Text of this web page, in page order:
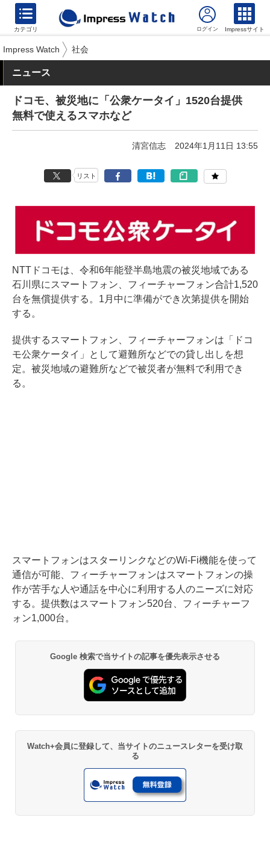
カテゴリ Impressサイト
Impress Watch 社会
ニュース
ドコモ、被災地に「公衆ケータイ」1520台提供
無料で使えるスマホなど
清宮信志 2024年1月11日 13:55
リスト
NTTドコモは、令和6年能登半島地震の被災地域である
石川県にスマートフォン、フィーチャーフォン合計1,520
台を無償提供する。1月中に準備ができ次第提供を開始
する。
提供するスマートフォン、フィーチャーフォンは「ドコ
モ公衆ケータイ」として避難所などでの貸し出しを想
定。被災地域の避難所などで被災者が無料で利用でき
る。
スマートフォンはスターリンクなどのWi-Fi機能を使って
通信が可能、フィーチャーフォンはスマートフォンの操
作が苦手な人や通話を中心に利用する人のニーズに対応
する。提供数はスマートフォン520台、フィーチャーフ
ォン1,000台。
Google 検索で当サイトの記事を優先表示させる
Watch+会員に登録して、当サイトのニュースレターを受け取
る